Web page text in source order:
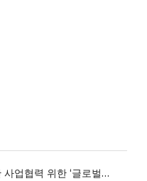
업협력 위한 ‘글로벌